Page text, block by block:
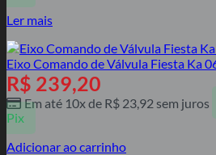
Ler mais
Eixo Comando de Válvula Fiesta Ka
R$ 239,20
Em até 10x de R$ 23,92 sem juros
Pix
Adicionar ao carrinho